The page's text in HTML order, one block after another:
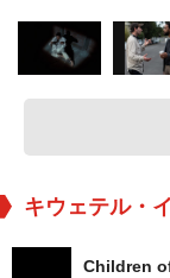
キウェテル・
Children